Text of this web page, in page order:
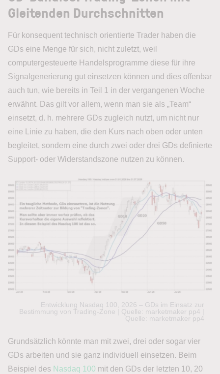
Gleitenden Durchschnitten
Für konsequent technisch orientierte Trader haben die
GDs eine Menge für sich, nicht zuletzt, weil
computergesteuerte Handelsprogramme diese für ihre
Signalgenerierung gut einsetzen können und dies offenbar
auch tun, wie bereits in Teil 1 in der vergangenen Woche
erwähnt. Das gilt vor allem, wenn man sie als „Team“
einsetzt, d. h. mehrere GDs zugleich nutzt, um nicht nur
eine Linie zu haben, die den Kurs nach oben oder unten
begleitet, sondern eine durch zwei oder drei GDs definierte
Support- oder Widerstandszone nutzen zu können.
Entwicklung Nasdaq 100, 2026 – GDs im Einsatz zur
Bestimmung von Trading-Zone | Quelle: marketmaker pp4 |
Quelle: marketmaker pp4
Grundsätzlich könnte man mit zwei, drei oder sogar vier
GDs arbeiten und sie ganz individuell einsetzen. Beim
Beispiel des Nasdaq 100 mit den GDs der letzten 10, 20